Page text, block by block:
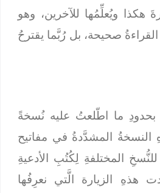
هكذا ويُعلِّمُها للآخرين، وهو
صحيحة، بل رُبَّما يقترحُ
ما اطّلعتُ عليه نُسخةً
المشدَّدةُ في مفاتيح
المختلفةِ لِكُتُبِ الأدعيةِ
هذهِ الزيارة الَّتي نعرِفُها